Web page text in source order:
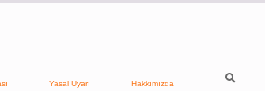
Yasal Uyarı Hakkımızda